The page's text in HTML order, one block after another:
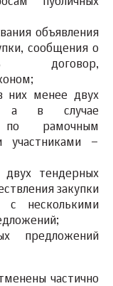
объявления
сообщения о
договор,
них менее двух
а в случае
по рамочным
участниками –
тендерных
закупки
с несколькими
предложений
частично